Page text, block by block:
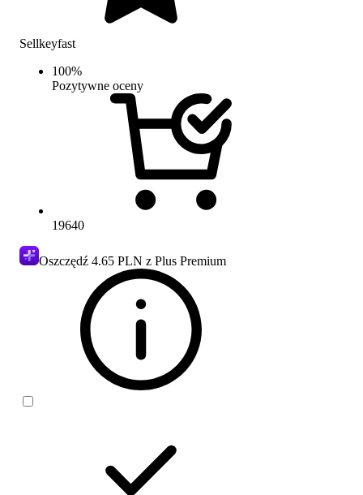
Sellkeyfast
100%
Pozytywne oceny
19640
Oszczędź 4.65 PLN z Plus Premium